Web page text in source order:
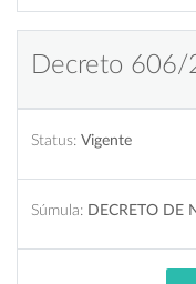
Decreto 606/
Status: Vigente
Súmula: DECRETO DE